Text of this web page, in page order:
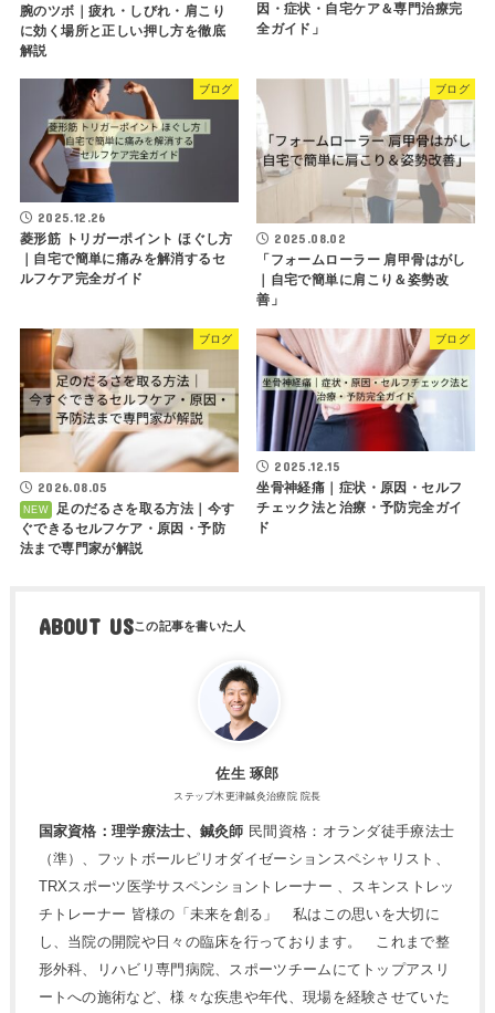
腕のツボ｜疲れ・しびれ・肩こり
に効く場所と正しい押し方を徹底
解説
因・症状・自宅ケア＆専門治療完
全ガイド」
ブログ
2025.12.26
菱形筋 トリガーポイント ほぐし方
｜自宅で簡単に痛みを解消するセ
ルフケア完全ガイド
ブログ
2025.08.02
「フォームローラー 肩甲骨はがし
｜自宅で簡単に肩こり＆姿勢改
善」
ブログ
2026.08.05
足のだるさを取る方法｜今す
ぐできるセルフケア・原因・予防
法まで専門家が解説
ブログ
2025.12.15
坐骨神経痛｜症状・原因・セルフ
チェック法と治療・予防完全ガイ
ド
ABOUT US
佐生 琢郎
ステップ木更津鍼灸治療院 院長
国家資格：理学療法士、鍼灸師 民間資格：オランダ徒手療法士
（準）、フットボールピリオダイゼーションスペシャリスト、
TRXスポーツ医学サスペンショントレーナー 、スキンストレッ
チトレーナー 皆様の「未来を創る」 私はこの思いを大切に
し、当院の開院や日々の臨床を行っております。 これまで整
形外科、リハビリ専門病院、スポーツチームにてトップアスリ
ートへの施術など、様々な疾患や年代、現場を経験させていた